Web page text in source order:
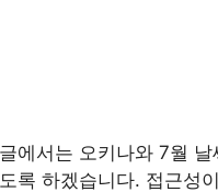
에서는 오키나와 7월 날
록 하겠습니다. 접근성